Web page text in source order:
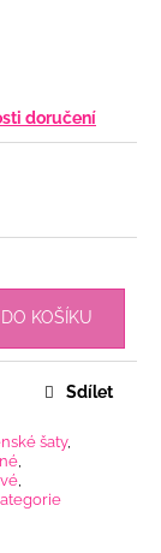
doručení
DO KOŠÍKU
šaty,
Sdílet